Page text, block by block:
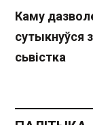
Каму
сутыкнуўся
сьвістка